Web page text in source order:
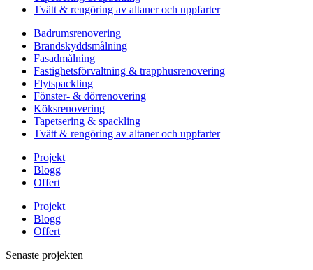
Tvätt & rengöring av altaner och uppfarter
Badrumsrenovering
Brandskyddsmålning
Fasadmålning
Fastighetsförvaltning & trapphusrenovering
Flytspackling
Fönster- & dörrenovering
Köksrenovering
Tapetsering & spackling
Tvätt & rengöring av altaner och uppfarter
Projekt
Blogg
Offert
Projekt
Blogg
Offert
Senaste projekten